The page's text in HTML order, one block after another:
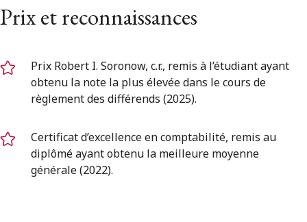
Prix et reconnaissances
Prix Robert I. Soronow, c.r., remis à l’étudiant ayant
obtenu la note la plus élevée dans le cours de
règlement des différends (2025).
Certificat d’excellence en comptabilité, remis au
diplômé ayant obtenu la meilleure moyenne
générale (2022).